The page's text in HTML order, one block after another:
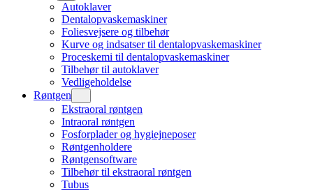
Autoklaver
Dentalopvaskemaskiner
Foliesvejsere og tilbehør
Kurve og indsatser til dentalopvaskemaskiner
Proceskemi til dentalopvaskemaskiner
Tilbehør til autoklaver
Vedligeholdelse
Røntgen
Ekstraoral røntgen
Intraoral røntgen
Fosforplader og hygiejneposer
Røntgenholdere
Røntgensoftware
Tilbehør til ekstraoral røntgen
Tubus